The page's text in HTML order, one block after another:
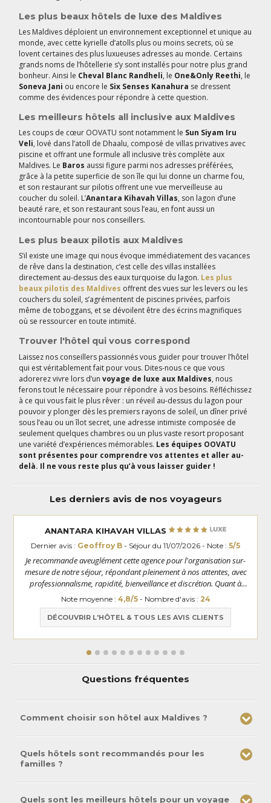
Les plus beaux hôtels de luxe des Maldives
Les Maldives déploient un environnement exceptionnel et unique au
monde, avec cette kyrielle d’atolls plus ou moins secrets, où se
lovent certaines des plus luxueuses adresses au monde. Certains
grands noms de l’hôtellerie s’y sont installés pour notre plus grand
bonheur. Ainsi le Cheval Blanc Randheli, le One&Only Reethi, le
Soneva Jani ou encore le Six Senses Kanahura se dressent
comme des évidences pour répondre à cette question.
Les meilleurs hôtels all inclusive aux Maldives
Les coups de cœur OOVATU sont notamment le Sun Siyam Iru
Veli, lové dans l’atoll de Dhaalu, composé de villas privatives avec
piscine et offrant une formule all inclusive très complète aux
Maldives. Le Baros aussi figure parmi nos adresses préférées,
grâce à la petite superficie de son île qui lui donne un charme fou,
et son restaurant sur pilotis offrent une vue merveilleuse au
coucher du soleil. L’Anantara Kihavah Villas, son lagon d’une
beauté rare, et son restaurant sous l’eau, en font aussi un
incontournable pour nos conseillers.
Les plus beaux pilotis aux Maldives
S’il existe une image qui nous évoque immédiatement des vacances
de rêve dans la destination, c’est celle des villas installées
directement au-dessus des eaux turquoise du lagon. Les plus
beaux pilotis des Maldives offrent des vues sur les levers ou les
couchers du soleil, s’agrémentent de piscines privées, parfois
même de toboggans, et se dévoilent être des écrins magnifiques
où se ressourcer en toute intimité.
Trouver l'hôtel qui vous correspond
Laissez nos conseillers passionnés vous guider pour trouver l’hôtel
qui est véritablement fait pour vous. Dites-nous ce que vous
adorerez vivre lors d’unvoyage de luxe aux Maldives, nous
ferons tout le nécessaire pour répondre à vos besoins. Réfléchissez
à ce qui vous fait le plus rêver : un réveil au-dessus du lagon pour
pouvoir y plonger dès les premiers rayons de soleil, un dîner privé
sous l’eau ou un îlot secret, une adresse intimiste composée de
seulement quelques chambres ou un plus vaste resort proposant
une variété d’expériences mémorables. Les équipes OOVATU
sont présentes pour comprendre vos attentes et aller au-
delà. Il ne vous reste plus qu’à vous laisser guider !
Les derniers avis de nos voyageurs
ANANTARA KIHAVAH VILLAS
Dernier avis : Geoffroy B - Séjour du 11/07/2026 - Note : 5/5
Je recommande aveuglément cette agence pour l'organisation sur-
mesure de notre séjour, répondant pleinement à nos attentes, avec
professionnalisme, rapidité, bienveillance et discrétion. Quant à
l'hôtel et son environnement : INCROYABLE, et même aux delà de nos
attentes
Note moyenne : 4,8/5- Nombre d'avis : 24
DÉCOUVRIR L'HÔTEL & TOUS LES AVIS CLIENTS
Questions fréquentes
Comment choisir son hôtel aux Maldives ?
Quels hôtels sont recommandés pour les
familles ?
Quels sont les meilleurs hôtels pour un voyage